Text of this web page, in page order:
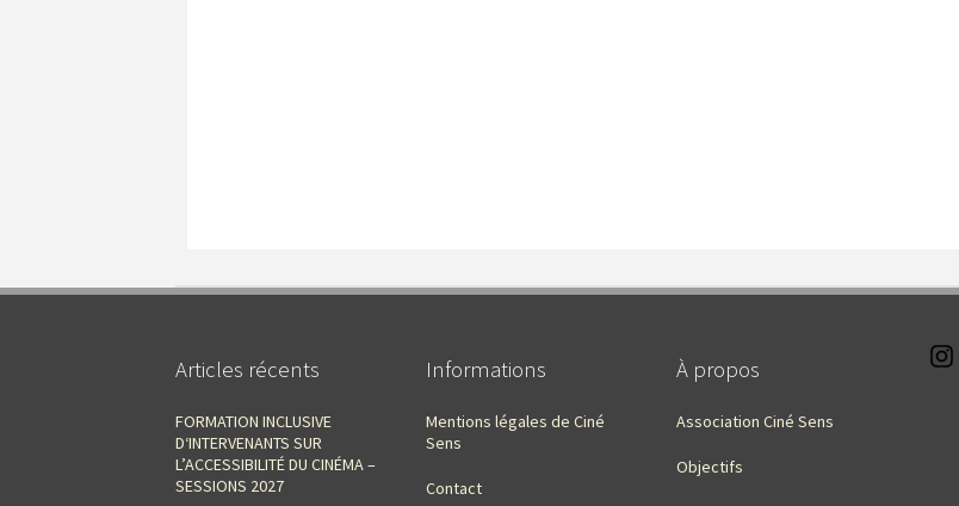
Articles récents
FORMATION INCLUSIVE
D‘INTERVENANTS SUR
L’ACCESSIBILITÉ DU CINÉMA –
SESSIONS 2027
Informations
Mentions légales de Ciné
Sens
Contact
À propos
Association Ciné Sens
Objectifs